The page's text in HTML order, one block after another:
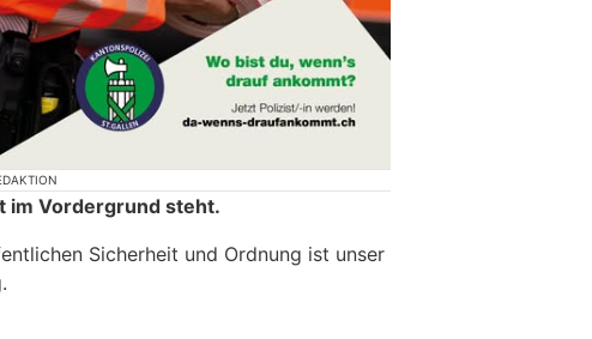
im Vordergrund steht.
Sicherheit und Ordnung ist unser